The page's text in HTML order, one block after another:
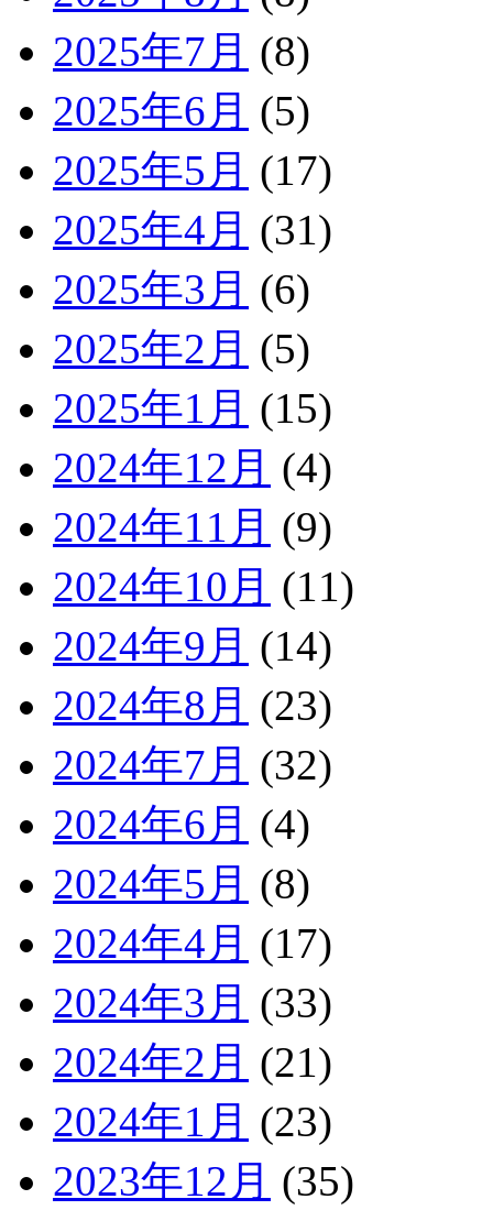
2025年7月 (8)
2025年6月 (5)
2025年5月 (17)
2025年4月 (31)
2025年3月 (6)
2025年2月 (5)
2025年1月 (15)
2024年12月 (4)
2024年11月 (9)
2024年10月 (11)
2024年9月 (14)
2024年8月 (23)
2024年7月 (32)
2024年6月 (4)
2024年5月 (8)
2024年4月 (17)
2024年3月 (33)
2024年2月 (21)
2024年1月 (23)
2023年12月 (35)